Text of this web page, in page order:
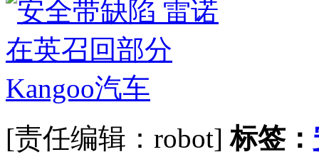
[责任编辑：robot]标签：